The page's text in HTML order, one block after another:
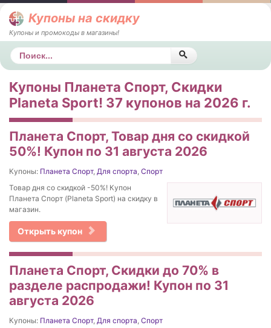
Купоны на скидку
Купоны и промокоды в магазины!
Поиск
Купоны Планета Спорт, Скидки
Planeta Sport! 37 купонов на 2026 г.
Планета Спорт, Товар дня со скидкой
50%! Купон по 31 августа 2026
Купоны: Планета Спорт, Для спорта, Спорт
Товар дня со скидкой -50%! Купон
Планета Спорт (Planeta Sport) на скидку в
магазин.
Открыть купон
Планета Спорт, Скидки до 70% в
разделе распродажи! Купон по 31
августа 2026
Купоны: Планета Спорт, Для спорта, Спорт